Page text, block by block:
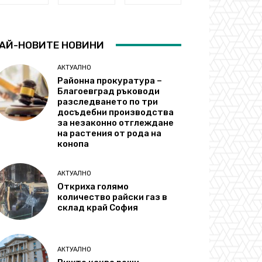
НОВИТЕ НОВИНИ
АКТУАЛНО
Районна прокуратура –
Благоевград ръководи
разследването по три
досъдебни производства
за незаконно отглеждане
на растения от рода на
конопа
АКТУАЛНО
Откриха голямо
количество райски газ в
склад край София
АКТУАЛНО